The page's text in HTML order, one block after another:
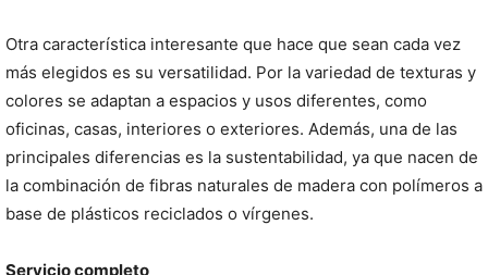
Otra característica interesante que hace que sean cada vez
más elegidos es su versatilidad. Por la variedad de texturas y
colores se adaptan a espacios y usos diferentes, como
oficinas, casas, interiores o exteriores. Además, una de las
principales diferencias es la sustentabilidad, ya que nacen de
la combinación de fibras naturales de madera con polímeros a
base de plásticos reciclados o vírgenes.
Servicio completo